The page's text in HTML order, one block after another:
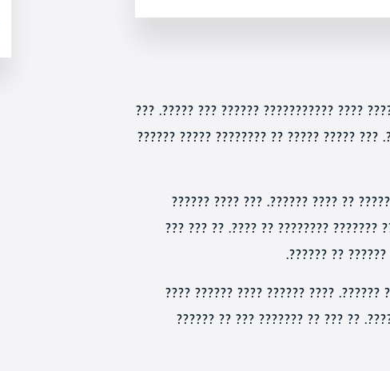
??? ?????? ???????? ?? ???? ?????? ???
??, ????? ???? ????? ????????? ?????, ???
???? ?????? ????? ?????? ???????
??????, ?????? ?? ?????? ??????
????? ???????
????????????? ?? ????? ????? ????
????? ????? ?????, ??? ???? ????